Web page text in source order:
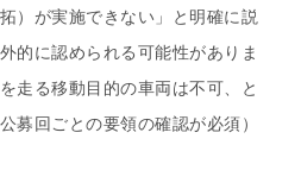
）が実施できない」と明確に説
的に認められる可能性がありま
走る移動目的の車両は不可、と
募回ごとの要領の確認が必須）